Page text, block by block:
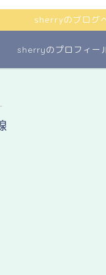
sherryのブログ
sherryのプロフィー